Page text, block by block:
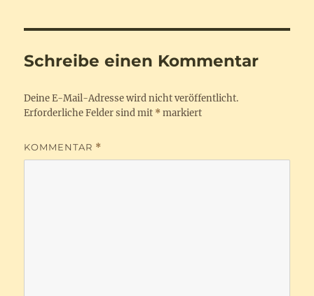
Schreibe einen Kommentar
Deine E-Mail-Adresse wird nicht veröffentlicht.
Erforderliche Felder sind mit * markiert
KOMMENTAR *